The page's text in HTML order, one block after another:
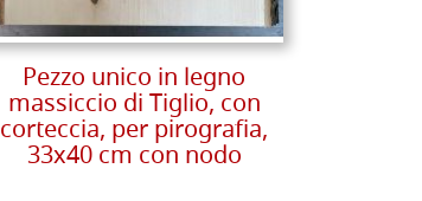
Pezzo unico in legno
massiccio di Tiglio, con
corteccia, per pirografia,
33x40 cm con nodo